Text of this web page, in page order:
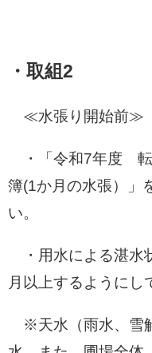
・取組2
≪水張り開始前≫
・「令和7年度 転
簿(1か月の水張）」
い。
・用水による湛水
月以上するようにし
※天水（雨水、雪